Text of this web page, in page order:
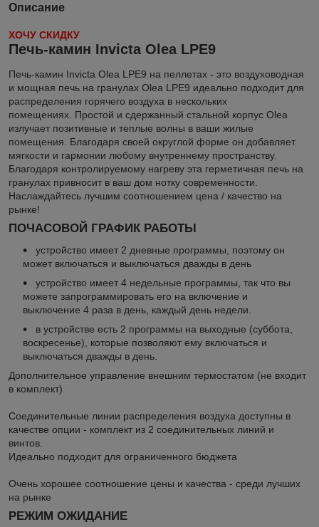
Описание
ХОЧУ СКИДКУ
Печь-камин Invicta Olea LPE9
Печь-камин Invicta Olea LPE9 на пеллетах - это воздуховодная
и мощная печь на гранулах Olea LPE9 идеально подходит для
распределения горячего воздуха в нескольких
помещениях. Простой и сдержанный стальной корпус Olea
излучает позитивные и теплые волны в ваши жилые
помещения. Благодаря своей округлой форме он добавляет
мягкости и гармонии любому внутреннему пространству.
Благодаря контролируемому нагреву эта герметичная печь на
гранулах привносит в ваш дом нотку современности.
Наслаждайтесь лучшим соотношением цена / качество на
рынке!
ПОЧАСОВОЙ ГРАФИК РАБОТЫ
устройство имеет 2 дневные программы, поэтому он
может включаться и выключаться дважды в день
устройство имеет 4 недельные программы, так что вы
можете запрограммировать его на включение и
выключение 4 раза в день, каждый день недели.
в устройстве есть 2 программы на выходные (суббота,
воскресенье), которые позволяют ему включаться и
выключаться дважды в день.
Дополнительное управление внешним термостатом (не входит
в комплект)
Соединительные линии распределения воздуха доступны в
качестве опции - комплект из 2 соединительных линий и
винтов.
Идеально подходит для ограниченного бюджета
Очень хорошее соотношение цены и качества - среди лучших
на рынке
РЕЖИМ ОЖИДАНИЕ